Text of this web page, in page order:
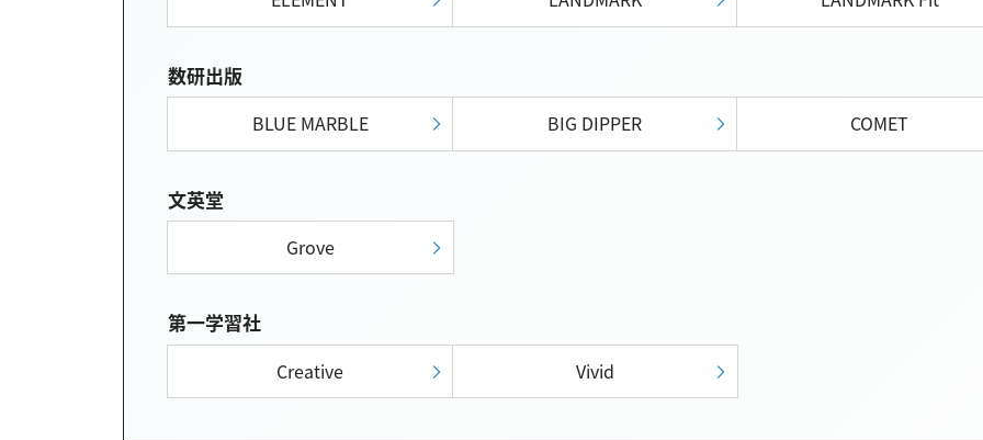
数研出版
BLUE MARBLE BIG DIPPER COMET
文英堂
Grove
第一学習社
Creative Vivid